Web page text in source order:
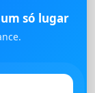
só lugar